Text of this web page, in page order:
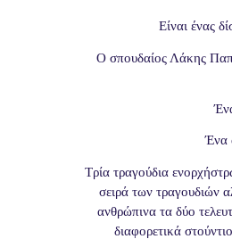
Είναι ένας
Ο σπουδαίος Λάκης
Ένα
Τρία τραγούδια
σειρά των τραγουδιών
ανθρώπινα τα δύο
διαφορετικά